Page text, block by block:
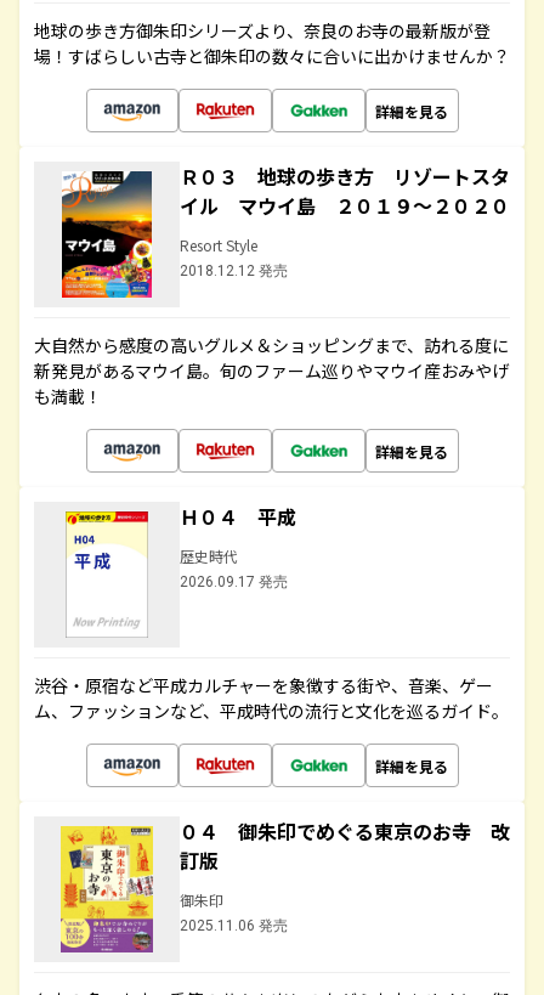
地球の歩き方御朱印シリーズより、奈良のお寺の最新版が登
場！すばらしい古寺と御朱印の数々に合いに出かけませんか？
詳細を見る
Ｒ０３ 地球の歩き方 リゾートスタ
イル マウイ島 ２０１９～２０２０
Resort Style
2018.12.12 発売
大自然から感度の高いグルメ＆ショッピングまで、訪れる度に
新発見があるマウイ島。旬のファーム巡りやマウイ産おみやげ
も満載！
詳細を見る
Ｈ０４ 平成
歴史時代
2026.09.17 発売
渋谷・原宿など平成カルチャーを象徴する街や、音楽、ゲー
ム、ファッションなど、平成時代の流行と文化を巡るガイド。
詳細を見る
０４ 御朱印でめぐる東京のお寺 改
訂版
御朱印
2025.11.06 発売